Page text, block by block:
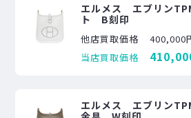
エルメス エブリン
ト B刻印
他店買取価格
400,000
当店買取価格
エルメス エブリン